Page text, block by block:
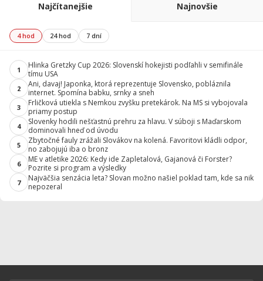
Najčítanejšie Najnovšie
4 hod 24 hod 7 dní
1
Hlinka Gretzky Cup 2026: Slovenskí hokejisti podľahli v semifinále
tímu USA
2
Ani, davaj! Japonka, ktorá reprezentuje Slovensko, pobláznila
internet. Spomína babku, srnky a sneh
3
Frličková utiekla s Nemkou zvyšku pretekárok. Na MS si vybojovala
priamy postup
4
Slovenky hodili nešťastnú prehru za hlavu. V súboji s Maďarskom
dominovali hneď od úvodu
5
Zbytočné fauly zrážali Slovákov na kolená. Favoritovi kládli odpor,
no zabojujú iba o bronz
6
ME v atletike 2026: Kedy ide Zapletalová, Gajanová či Forster?
Pozrite si program a výsledky
7
Najväčšia senzácia leta? Slovan možno našiel poklad tam, kde sa nik
nepozeral